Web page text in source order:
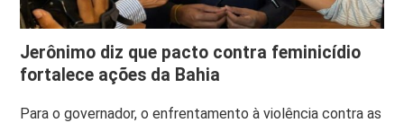
Jerônimo diz que pacto contra feminicídio
fortalece ações da Bahia
Para o governador, o enfrentamento à violência contra as